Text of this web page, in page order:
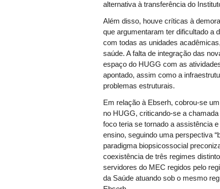
alternativa à transferência do
Além disso, houve críticas à
que argumentaram ter dificultado a
com todas as unidades
saúde. A falta de integração das
espaço do HUGG com as
apontado, assim como a
problemas estruturais.
Em relação à Ebserh, cobrou-se
no HUGG, criticando-se a
foco teria se tornado a assistência
ensino, seguindo uma perspectiva
paradigma biopsicossocial
coexistência de três regimes
servidores do MEC regidos pelo
da Saúde atuando sob o mesmo